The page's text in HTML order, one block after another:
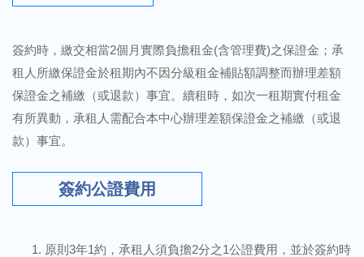
簽約時，繳交相當2個月實際負擔租金(含管理費)之保證金；承
租人所繳保證金於租期內不因分級租金補貼額調整而辦理差額
保證金之補繳（或退款）事宜。續租時，如次一租期實付租金
有所異動，承租人需配合本中心辦理差額保證金之補繳（或退
款）事宜。
簽約公證費用
原則3年1約，承租人須負擔2分之1公證費用，並於簽約時